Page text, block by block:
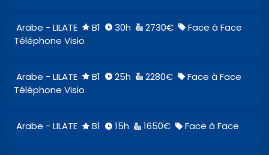
Arabe - LILATE B1 30h 2730€
Face à Face
Téléphone Visio
Arabe - LILATE B1 25h 2280€
Face à Face
Téléphone Visio
Arabe - LILATE B1 15h 1650€ Face à Face